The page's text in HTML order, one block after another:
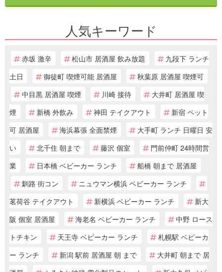
人気キーワード
赤坂 激辛 松山市 居酒屋 飲み放題
九段下 ランチ
土日
御徒町 喫煙可能 居酒屋
秋葉原 居酒屋 喫煙可
中目黒 居酒屋 喫煙
川崎 接待
大井町 居酒屋 喫
煙
新橋 外飲み 神田 テイクアウト
新宿 ペット
可 居酒屋
海浜幕張 全面禁煙
大手町 ランチ 日曜日 安
い
北千住 朝まで 藤沢 個室
門前仲町 24時間営
業
日本橋 ベビーカー ランチ
船橋 朝まで 居酒屋
釧路 街コン
ニュウマン横浜 ベビーカー ランチ
茗荷谷 テイクアウト
新横浜 ベビーカー ランチ
新大
阪 個室 居酒屋
海老名 ベビーカー ランチ
中野 ロース
トチキン
天王寺 ベビーカー ランチ
札幌駅 ベビーカ
ー ランチ
新潟 駅前 居酒屋 朝 まで
大井町 朝まで 居